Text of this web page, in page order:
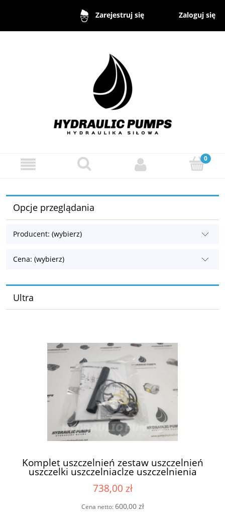
Zarejestruj się Zaloguj się
Opcje przeglądania
Producent: (wybierz)
Cena: (wybierz)
Ultra
Komplet uszczelnień zestaw uszczelnień
uszczelki uszczelniaclze uszczelnienia
pomp hydraulicznych Parker Utra
simmering na wał wałek napędowy 17,47
738,00 zł
Cena netto:600,00 zł